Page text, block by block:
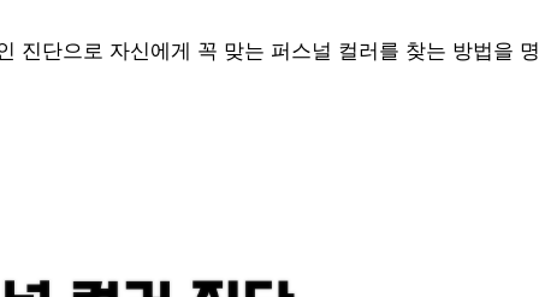
진단으로 자신에게 꼭 맞는 퍼스널 컬러를 찾는 방법을 명